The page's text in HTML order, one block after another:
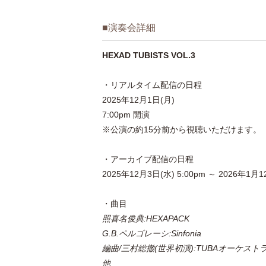
■演奏会詳細
HEXAD TUBISTS VOL.3
・リアルタイム配信の日程
2025年12月1日(月)
7:00pm 開演
※公演の約15分前から視聴いただけます。
・アーカイブ配信の日程
2025年12月3日(水) 5:00pm ～ 2026年1月
・曲目
照喜名俊典:HEXAPACK
G.B.ペルゴレーシ:Sinfonia
編曲/三村総撤(世界初演):TUBAオーケスト
他